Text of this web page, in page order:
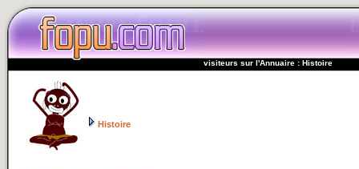
visiteurs sur l'Annuaire : Histoire
Histoire